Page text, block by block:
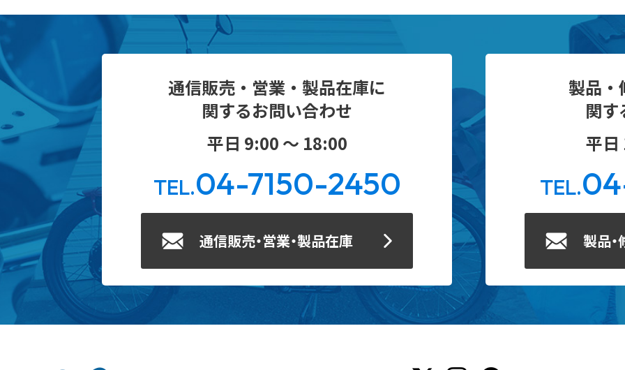
通信販売・営業・製品在庫に
関するお問い合わせ
平日 9:00 ～ 18:00
TEL.04-7150-2450
通信販売・営業・製品在庫
製品・
関す
平日
TEL.
製品・